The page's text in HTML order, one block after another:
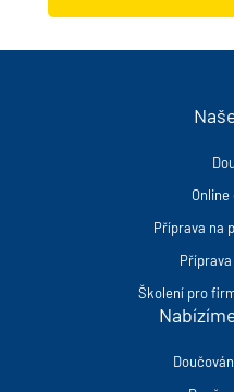
Příprava na
Školení pro